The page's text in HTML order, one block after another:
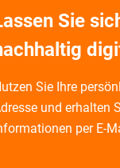
Sie
Sie Ihre
und erhalten
per E-